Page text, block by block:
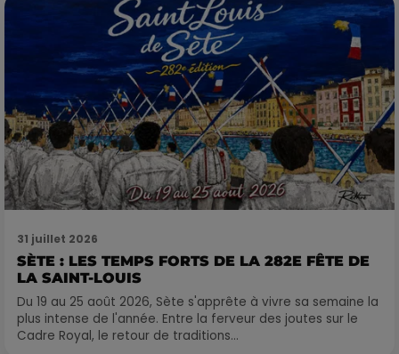
31 juillet 2026
SÈTE : LES TEMPS FORTS DE LA 282E FÊTE DE
LA SAINT-LOUIS
Du 19 au 25 août 2026, Sète s'apprête à vivre sa semaine la
plus intense de l'année. Entre la ferveur des joutes sur le
Cadre Royal, le retour de traditions...